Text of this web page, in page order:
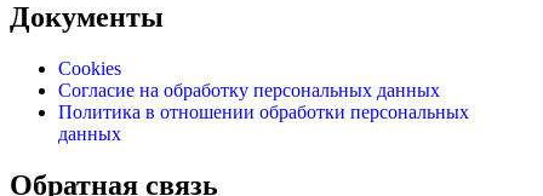
Документы
Cookies
Согласие на обработку персональных данных
Политика в отношении обработки персональных
данных
Обратная связь